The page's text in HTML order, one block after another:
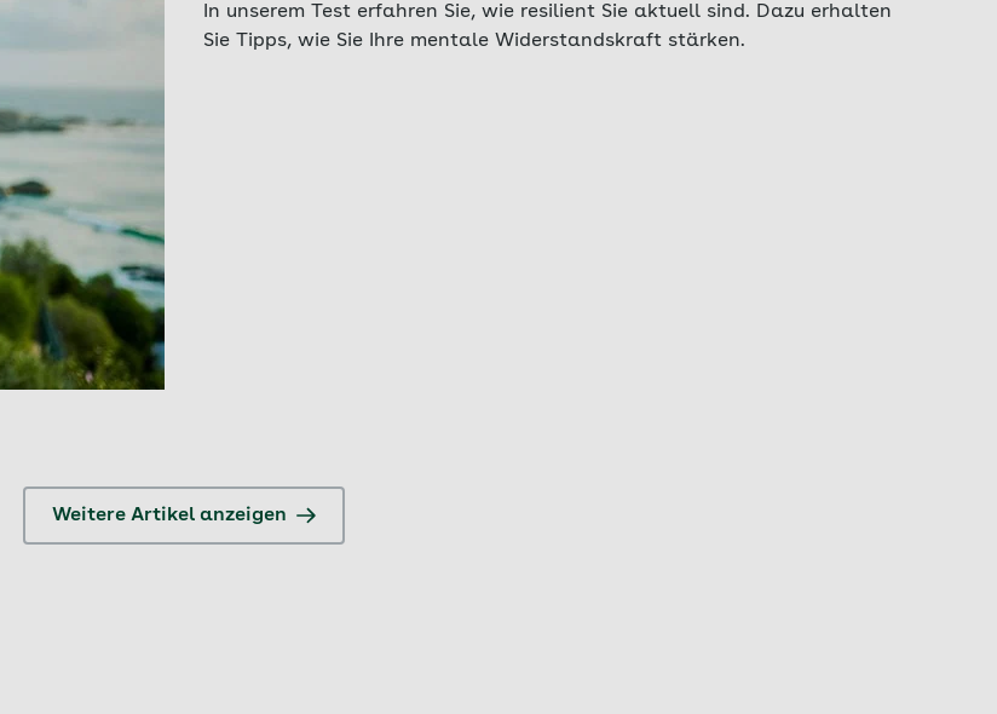
In unserem Test erfahren Sie, wie resilient Sie aktuell sind. Dazu erhalten
Sie Tipps, wie Sie Ihre mentale Widerstandskraft stärken.
Weitere Artikel anzeigen